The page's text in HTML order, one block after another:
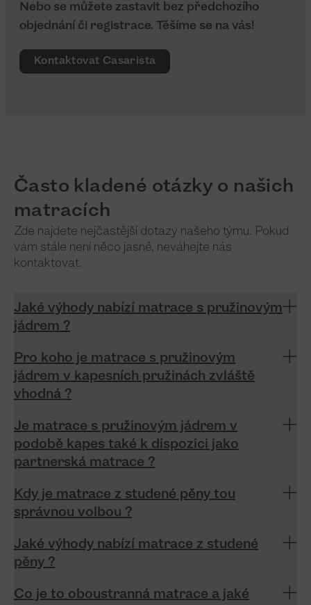
Nebo se můžete zastavit bez předchozího
objednání či registrace. Těšíme se na vás!
Kontaktovat Casarista
Často kladené otázky o našich
matracích
Zde najdete nejčastější dotazy našeho týmu. Pokud
vám stále není něco jasné, neváhejte nás
kontaktovat.
Jaké výhody nabízí matrace s pružinovým
jádrem ?
Pro koho je matrace s pružinovým
jádrem v kapesních pružinách zvláště
vhodná ?
Je matrace s pružinovým jádrem v
podobě kapes také k dispozici jako
partnerská matrace ?
Kdy je matrace z studené pěny tou
správnou volbou ?
Jaké výhody nabízí matrace z studené
pěny ?
Co je to oboustranná matrace a jaké